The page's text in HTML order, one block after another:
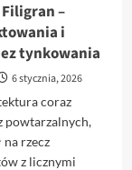
–
i
tynkowania
6 stycznia, 2026
coraz
powtarzalnych,
rzecz
z licznymi